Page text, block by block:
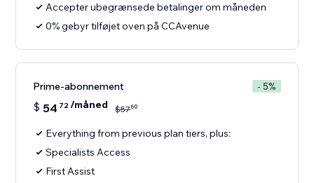
Accepter ubegrænsede betalinger om måneden
0% gebyr tilføjet oven på CCAvenue
Prime-abonnement - 5%
$ 54 72/måned $5760
Everything from previous plan tiers, plus:
Specialists Access
First Assist